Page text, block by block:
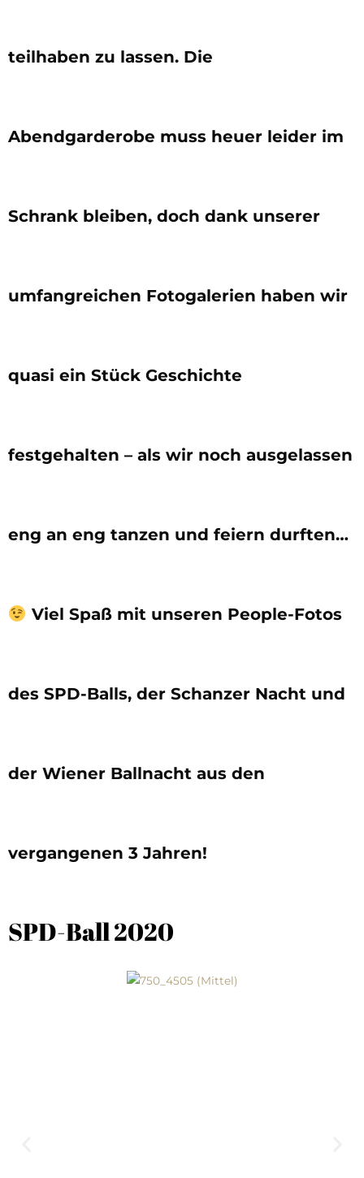
teilhaben zu lassen. Die
Abendgarderobe muss heuer leider im
Schrank bleiben, doch dank unserer
umfangreichen Fotogalerien haben wir
quasi ein Stück Geschichte
festgehalten – als wir noch ausgelassen
eng an eng tanzen und feiern durften…
Viel Spaß mit unseren People-Fotos
des SPD-Balls, der Schanzer Nacht und
der Wiener Ballnacht aus den
vergangenen 3 Jahren!
SPD-Ball 2020